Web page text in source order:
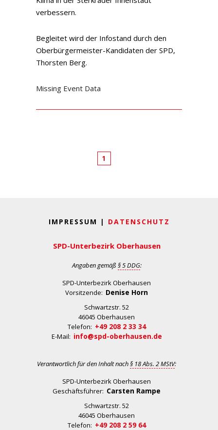
verbessern.
Begleitet wird der Infostand durch den
Oberbürgermeister-Kandidaten der SPD,
Thorsten Berg.
Missing Event Data
1
IMPRESSUM | DATENSCHUTZ
SPD-Unterbezirk Oberhausen
Angaben gemäß § 5 DDG:
SPD-Unterbezirk Oberhausen
Vorsitzende: Denise Horn
Schwartzstr. 52
46045 Oberhausen
Telefon: +49 208 2 33 34
E-Mail: info@spd-oberhausen.de
Verantwortlich für den Inhalt nach§ 18 Abs. 2 MStV:
SPD-Unterbezirk Oberhausen
Geschäftsführer: Carsten Rampe
Schwartzstr. 52
46045 Oberhausen
Telefon: +49 208 2 59 64